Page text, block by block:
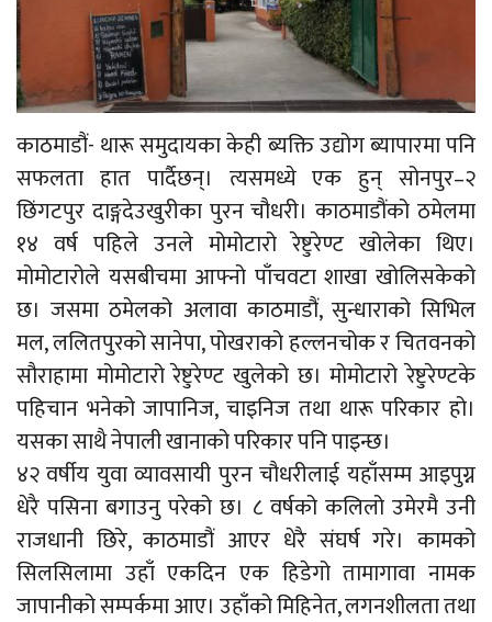
काठमाडौं- थारू समुदायका केही ब्यक्ति उद्योग ब्यापारमा पनि
सफलता हात पार्दैछन्। त्यसमध्ये एक हुन् सोनपुर–२
छिंगटपुर दाङ्गदेउखुरीका पुरन चौधरी। काठमाडौंको ठमेलमा
१४ वर्ष पहिले उनले मोमोटारो रेष्टुरेण्ट खोलेका थिए।
मोमोटारोले यसबीचमा आफ्नो पाँचवटा शाखा खोलिसकेको
छ। जसमा ठमेलको अलावा काठमाडौं, सुन्धाराको सिभिल
मल, ललितपुरको सानेपा, पोखराको हल्लनचोक र चितवनको
सौराहामा मोमोटारो रेष्टुरेण्ट खुलेको छ। मोमोटारो रेष्टुरेण्टके
पहिचान भनेको जापानिज, चाइनिज तथा थारू परिकार हो।
यसका साथै नेपाली खानाको परिकार पनि पाइन्छ।
४२ वर्षीय युवा व्यावसायी पुरन चौधरीलाई यहाँसम्म आइपुग्न
धेरै पसिना बगाउनु परेको छ। ८ वर्षको कलिलो उमेरमै उनी
राजधानी छिरे, काठमाडौं आएर धेरै संघर्ष गरे। कामको
सिलसिलामा उहाँ एकदिन एक हिडेगो तामागावा नामक
जापानीको सम्पर्कमा आए। उहाँको मिहिनेत, लगनशीलता तथा